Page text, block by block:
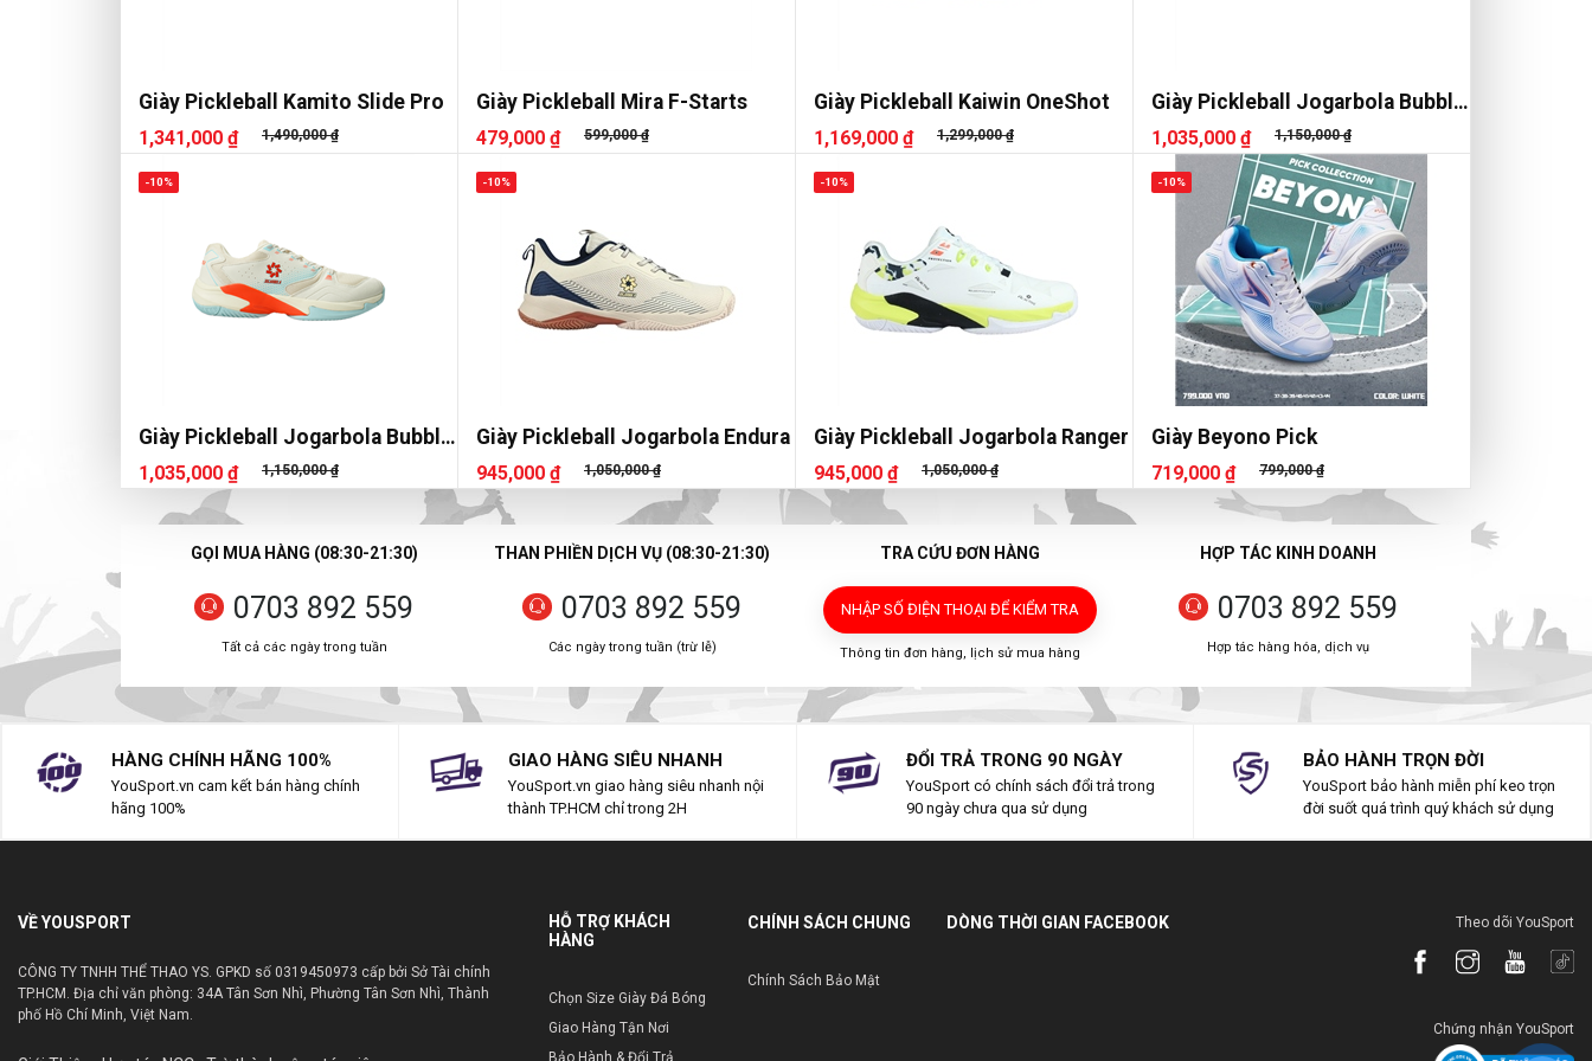
Giày Pickleball Kamito Slide Pro
1,341,000 ₫ 1,490,000 ₫
Giày Pickleball Mira F-Starts
479,000 ₫ 599,000 ₫
Giày Pickleball Kaiwin OneShot
1,169,000 ₫ 1,299,000 ₫
Giày Pickleball Jogarbola Bubble
J Nữ
1,035,000 ₫ 1,150,000 ₫
Giày Pickleball Jogarbola Bubble
J
1,035,000 ₫ 1,150,000 ₫
-10%
Giày Pickleball Jogarbola Endura
945,000 ₫ 1,050,000 ₫
-10%
Giày Pickleball Jogarbola Ranger
945,000 ₫ 1,050,000 ₫
-10%
Giày Beyono Pick
719,000 ₫ 799,000 ₫
-10%
GỌI MUA HÀNG (08:30-21:30)
0703 892 559
Tất cả các ngày trong tuần
THAN PHIỀN DỊCH VỤ (08:30-21:30)
0703 892 559
Các ngày trong tuần (trừ lễ)
TRA CỨU ĐƠN HÀNG
NHẬP SỐ ĐIỆN THOẠI ĐỂ KIỂM TRA
Thông tin đơn hàng, lịch sử mua hàng
HỢP TÁC KINH DOANH
0703 892 559
Hợp tác hàng hóa, dịch vụ
HÀNG CHÍNH HÃNG 100%
YouSport.vn cam kết bán hàng chính
hãng 100%
GIAO HÀNG SIÊU NHANH
YouSport.vn giao hàng siêu nhanh nội
thành TP.HCM chỉ trong 2H
ĐỔI TRẢ TRONG 90 NGÀY
YouSport có chính sách đổi trả trong
90 ngày chưa qua sử dụng
BẢO HÀNH TRỌN ĐỜI
YouSport bảo hành miễn phí keo trọn
đời suốt quá trình quý khách sử dụng
VỀ YOUSPORT
CÔNG TY TNHH THỂ THAO YS. GPKD số 0319450973 cấp bởi Sở Tài chính
TP.HCM. Địa chỉ văn phòng: 34A Tân Sơn Nhì, Phường Tân Sơn Nhì, Thành
phố Hồ Chí Minh, Việt Nam.
HỖ TRỢ KHÁCH
HÀNG
Chọn Size Giày Đá Bóng
Giao Hàng Tận Nơi
Bảo Hành & Đổi Trả
CHÍNH SÁCH CHUNG
Chính Sách Bảo Mật
DÒNG THỜI GIAN FACEBOOK Theo dõi YouSport
Chứng nhận YouSport